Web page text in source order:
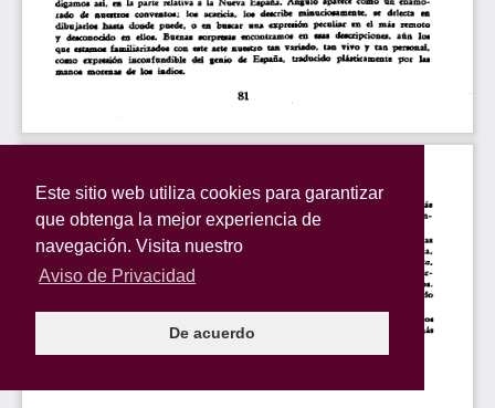
Este sitio web utiliza cookies para garantizar
que obtenga la mejor experiencia de
navegación. Visita nuestro
Aviso de Privacidad
De acuerdo